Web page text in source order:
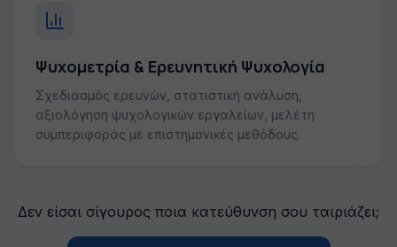
Ψυχομετρία & Ερευνητική Ψυχολογία
Σχεδιασμός ερευνών, στατιστική ανάλυση,
αξιολόγηση ψυχολογικών εργαλείων, μελέτη
συμπεριφοράς με επιστημονικές μεθόδους.
Δεν είσαι σίγουρος ποια κατεύθυνση σου ταιριάζει;